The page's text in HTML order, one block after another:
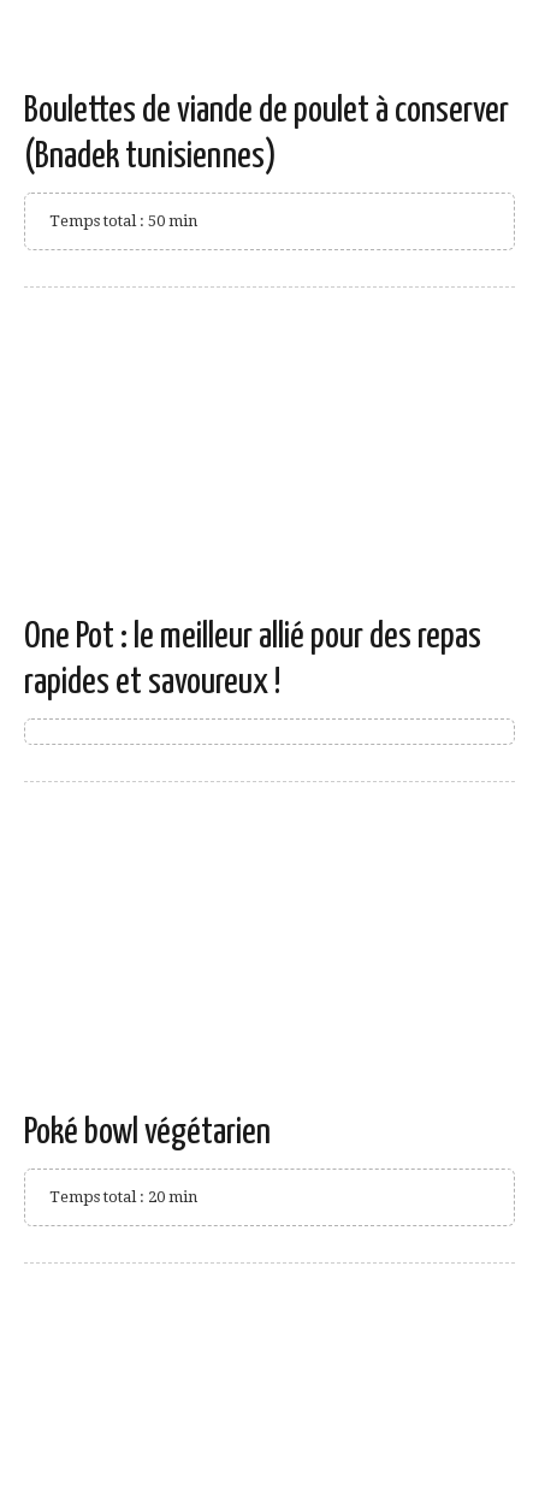
Boulettes de viande de poulet à conserver
(Bnadek tunisiennes)
Temps total : 50 min
One Pot : le meilleur allié pour des repas
rapides et savoureux !
Poké bowl végétarien
Temps total : 20 min